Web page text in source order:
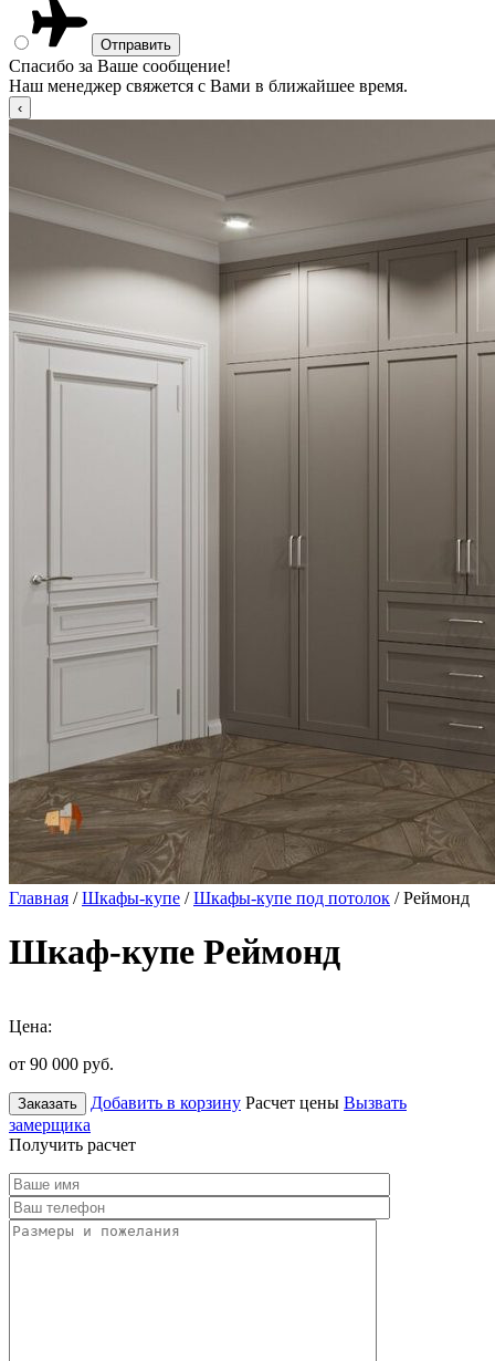
Спасибо за Ваше сообщение!
Наш менеджер свяжется с Вами в ближайшее время.
Главная /Шкафы-купе /Шкафы-купе под потолок / Реймонд
Шкаф-купе Реймонд
Цена:
от 90 000 руб.
Заказать Добавить в корзину Расчет цены Вызвать
замерщика
Получить расчет